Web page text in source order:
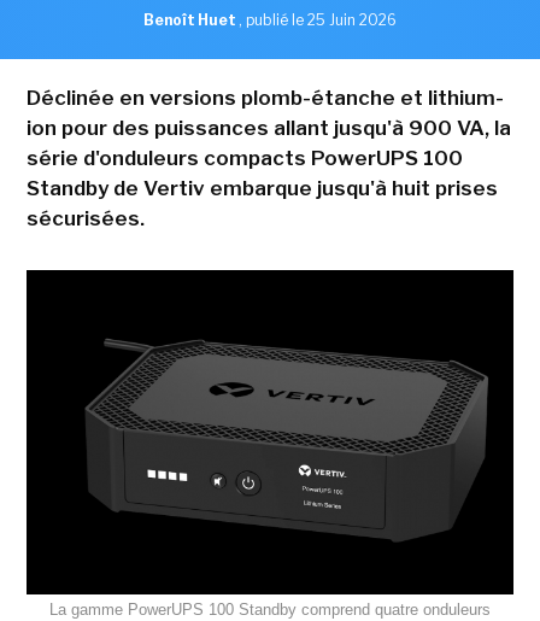
Benoît Huet , publié le 25 Juin 2026
Déclinée en versions plomb-étanche et lithium-
ion pour des puissances allant jusqu'à 900 VA, la
série d'onduleurs compacts PowerUPS 100
Standby de Vertiv embarque jusqu'à huit prises
sécurisées.
La gamme PowerUPS 100 Standby comprend quatre onduleurs